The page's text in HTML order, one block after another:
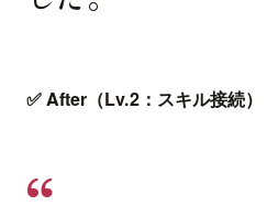
✅ After（Lv.2：スキル接続）